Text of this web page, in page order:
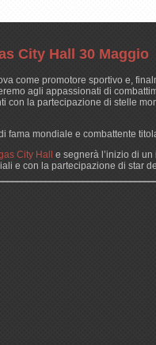
City Hall 30 Maggio
come promotore sportivo e,
agli appassionati di
con la partecipazione di stelle
fama mondiale e combattente
City Hall e segnerà l’inizio di
e con la partecipazione di star